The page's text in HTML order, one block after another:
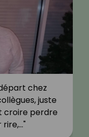
chez
juste
croire perdre
rire,…"